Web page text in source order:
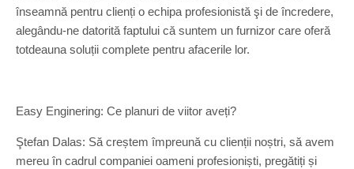
înseamnă pentru clienți o echipa profesionistă şi de încredere,
alegându-ne datorită faptului că suntem un furnizor care oferă
totdeauna soluții complete pentru afacerile lor.
Easy Enginering: Ce planuri de viitor aveți?
Ştefan Dalas: Să creștem împreună cu clienții noștri, să avem
mereu în cadrul companiei oameni profesioniști, pregătiți și